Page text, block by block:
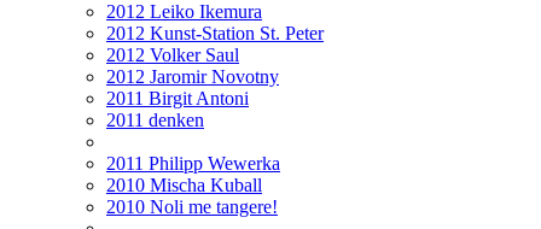
2012 Leiko Ikemura
2012 Kunst-Station St. Peter
2012 Volker Saul
2012 Jaromir Novotny
2011 Birgit Antoni
2011 denken
2011 Philipp Wewerka
2010 Mischa Kuball
2010 Noli me tangere!